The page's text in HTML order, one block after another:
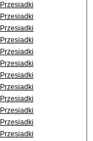
Przesiadki
Przesiadki
Przesiadki
Przesiadki
Przesiadki
Przesiadki
Przesiadki
Przesiadki
Przesiadki
Przesiadki
Przesiadki
Przesiadki